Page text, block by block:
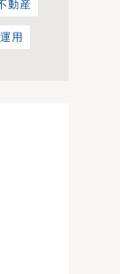
動産
用